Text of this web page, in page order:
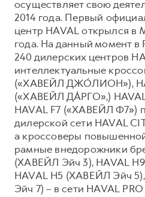
осуществляет свою
2014 года. Первый
центр HAVAL открылся в
года. На данный момент в
240 дилерских центров
интеллектуальные
(«ХАВЕЙЛ ДЖО́ЛИОН»),
(«ХАВЕЙЛ ДА́РГО»,)
HAVAL F7 («ХАВЕЙЛ Ф7»)
дилерской сети HAVAL
а кроссоверы
рамные внедорожники
(ХАВЕЙЛ Эйч 3), HAVAL
HAVAL H5 (ХАВЕЙЛ Эйч
Эйч 7) – в сети HAVAL